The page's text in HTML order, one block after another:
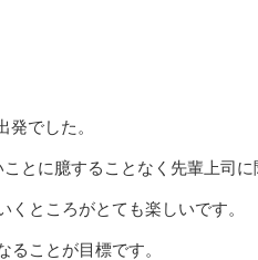
でした。
とに臆することなく先輩上司に
ところがとても楽しいです。
ことが目標です。